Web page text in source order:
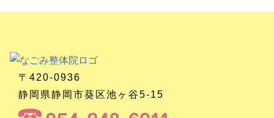
〒420-0936
静岡県静岡市葵区池ヶ谷5-15